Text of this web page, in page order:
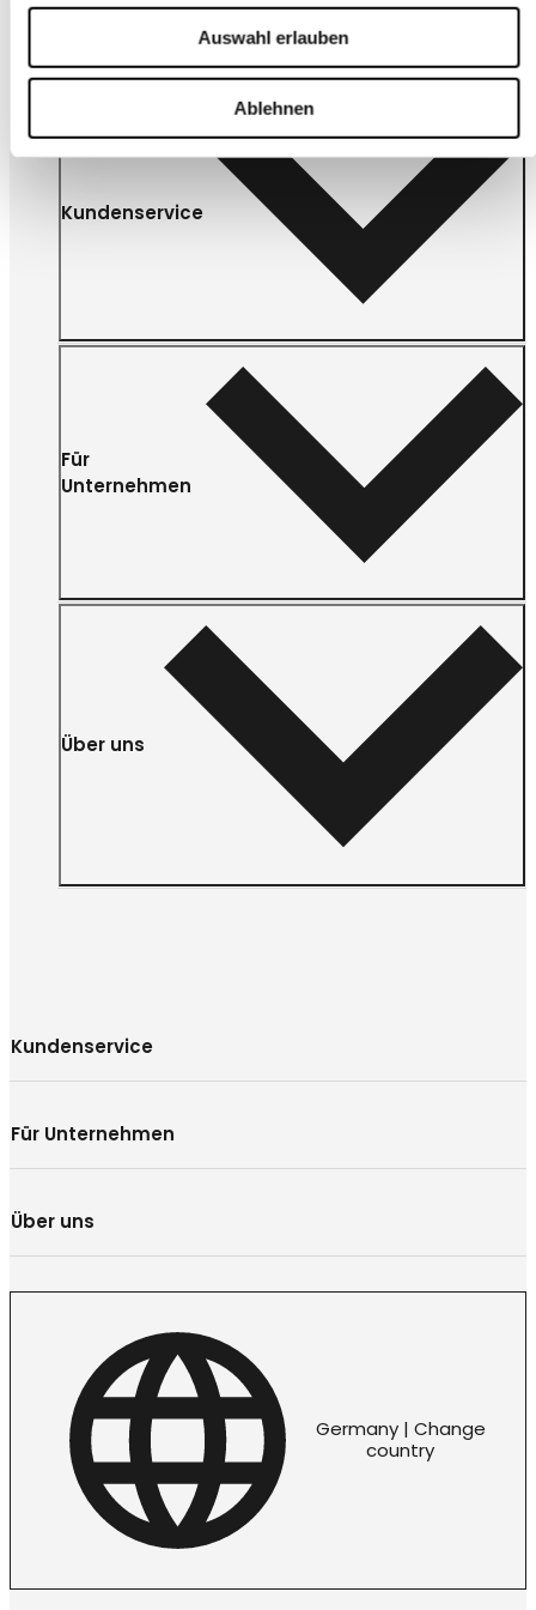
Auswahl erlauben
Ablehnen
Kundenservice
Für
Unternehmen
Über uns
Kundenservice
Für Unternehmen
Über uns
Germany | Change
country